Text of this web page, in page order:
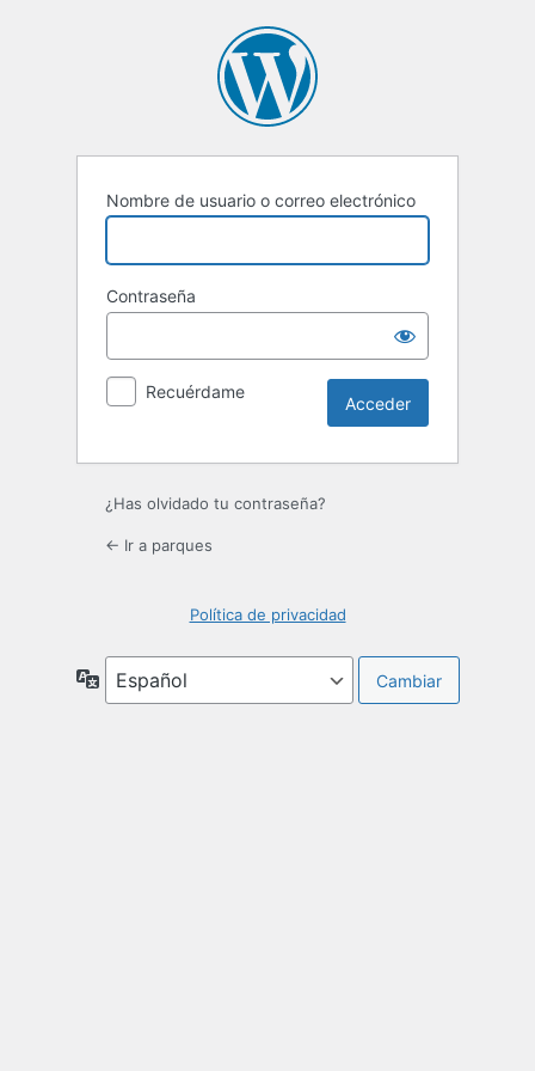
Nombre de usuario o correo electrónico
Contraseña
Recuérdame
¿Has olvidado tu contraseña?
← Ir a parques
Política de privacidad
Idioma